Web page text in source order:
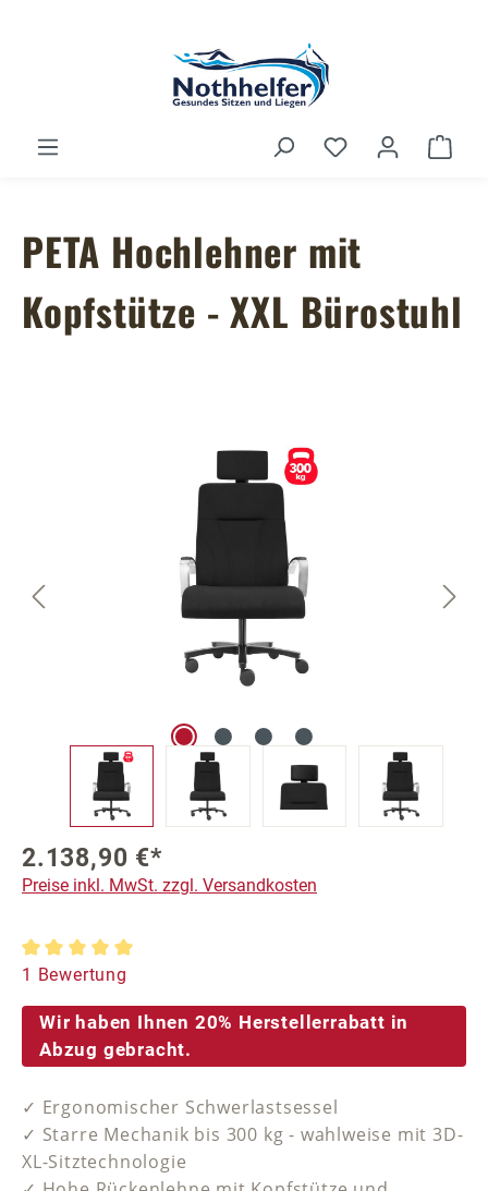
Du hast 0
PETA Hochlehner mit
Kopfstütze - XXL Bürostuhl
Bildergalerie überspringen
2.138,90 €*
Preise inkl. MwSt. zzgl. Versandkosten
Durchschnittliche Bewertung von 5 von 5 Sternen
1 Bewertung
Wir haben Ihnen 20% Herstellerrabatt in
Abzug gebracht.
✓ Ergonomischer Schwerlastsessel
✓ Starre Mechanik bis 300 kg - wahlweise mit 3D-
XL-Sitztechnologie